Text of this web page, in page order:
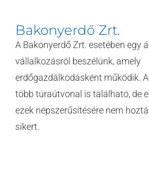
Bakonyerdő Zrt.
A Bakonyerdő Zrt. esetében egy
vállalkozásról beszélünk, amely
erdőgazdálkodásként működik.
több túraútvonal is található, de
ezek népszerűsítésére nem
sikert.